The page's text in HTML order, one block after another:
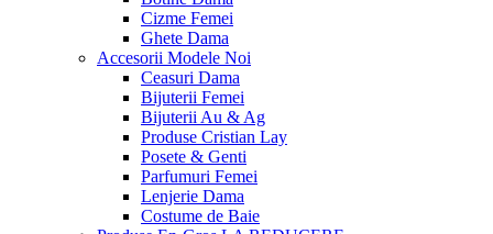
Cizme Femei
Ghete Dama
Accesorii Modele Noi
Ceasuri Dama
Bijuterii Femei
Bijuterii Au & Ag
Produse Cristian Lay
Posete & Genti
Parfumuri Femei
Lenjerie Dama
Costume de Baie